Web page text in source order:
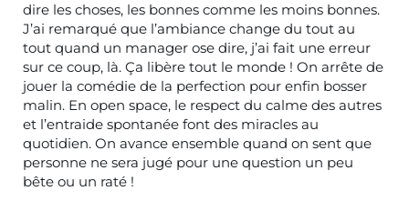
dire les choses, les bonnes comme les moins bonnes.
J’ai remarqué que l’ambiance change du tout au
tout quand un manager ose dire, j’ai fait une erreur
sur ce coup, là. Ça libère tout le monde ! On arrête de
jouer la comédie de la perfection pour enfin bosser
malin. En open space, le respect du calme des autres
et l’entraide spontanée font des miracles au
quotidien. On avance ensemble quand on sent que
personne ne sera jugé pour une question un peu
bête ou un raté !